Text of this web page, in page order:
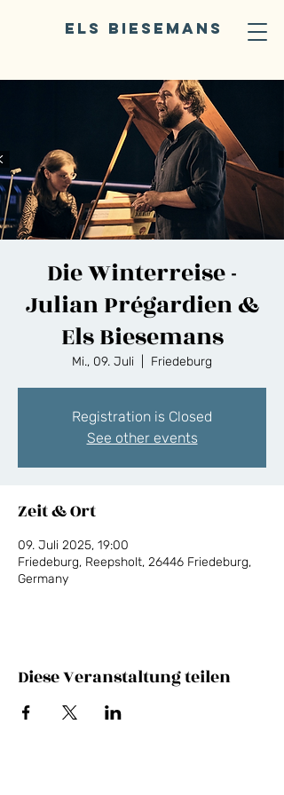
ELS BIESEMANS
Die Winterreise -
Julian Prégardien &
Els Biesemans
Mi., 09. Juli Friedeburg
Registration is Closed
See other events
Zeit & Ort
09. Juli 2025, 19:00
Friedeburg, Reepsholt, 26446 Friedeburg,
Germany
Diese Veranstaltung teilen